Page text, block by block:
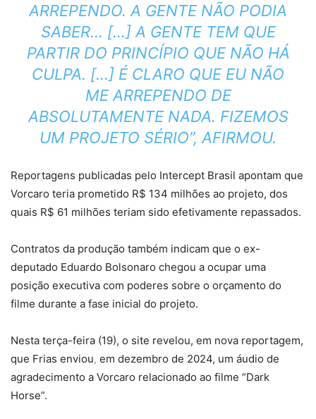
ARREPENDO. A GENTE NÃO PODIA
SABER… […] A GENTE TEM QUE
PARTIR DO PRINCÍPIO QUE NÃO HÁ
CULPA. […] É CLARO QUE EU NÃO
ME ARREPENDO DE
ABSOLUTAMENTE NADA. FIZEMOS
UM PROJETO SÉRIO”, AFIRMOU.
Reportagens publicadas pelo Intercept Brasil apontam que
Vorcaro teria prometido R$ 134 milhões ao projeto, dos
quais R$ 61 milhões teriam sido efetivamente repassados.
Contratos da produção também indicam que o ex-
deputado Eduardo Bolsonaro chegou a ocupar uma
posição executiva com poderes sobre o orçamento do
filme durante a fase inicial do projeto.
Nesta terça-feira (19), o site revelou, em nova reportagem,
que Frias enviou, em dezembro de 2024, um áudio de
agradecimento a Vorcaro relacionado ao filme “Dark
Horse”.